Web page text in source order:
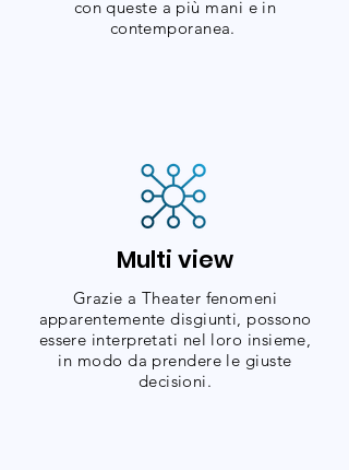
con queste a più mani e in
contemporanea.
Multi view
Grazie a Theater fenomeni
apparentemente disgiunti, possono
essere interpretati nel loro insieme,
in modo da prendere le giuste
decisioni.